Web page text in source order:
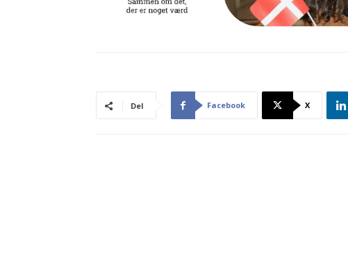
Del Facebook X